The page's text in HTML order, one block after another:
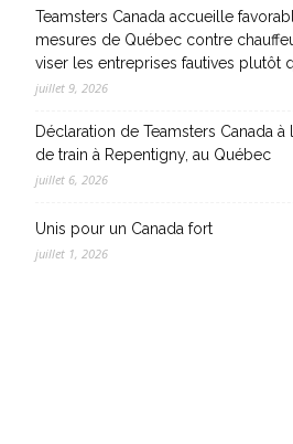
Teamsters Canada accueille
mesures de Québec contre
viser les entreprises fautives plutôt
juillet 9, 2026
Déclaration de Teamsters Canada
de train à Repentigny, au Québec
juillet 6, 2026
Unis pour un Canada fort
juillet 1, 2026